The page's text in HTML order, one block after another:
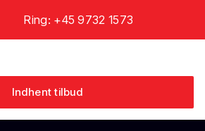
Ring: +45 9732 1573
Indhent tilbud